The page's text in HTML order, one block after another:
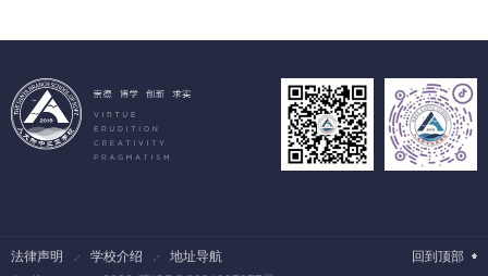
法律声明 学校介绍 地址导航
回到顶部